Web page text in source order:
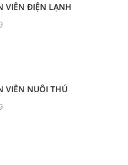
VIÊN ĐIỆN LẠNH
VIÊN NUÔI THÚ